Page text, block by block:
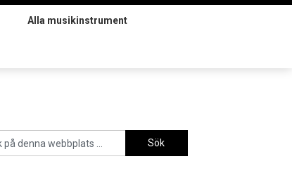
Alla musikinstrument